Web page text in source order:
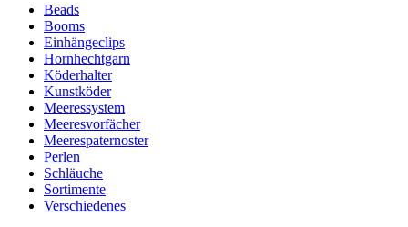
Beads
Booms
Einhängeclips
Hornhechtgarn
Köderhalter
Kunstköder
Meeressystem
Meeresvorfächer
Meerespaternoster
Perlen
Schläuche
Sortimente
Verschiedenes